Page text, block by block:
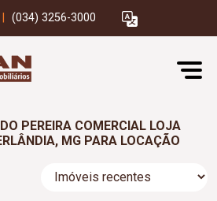
(034) 3256-3000
PEREIRA COMERCIAL LOJA
MG PARA LOCAÇÃO